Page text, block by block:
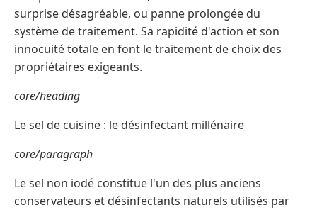
surprise désagréable, ou panne prolongée du
système de traitement. Sa rapidité d'action et son
innocuité totale en font le traitement de choix des
propriétaires exigeants.
core/heading
Le sel de cuisine : le désinfectant millénaire
core/paragraph
Le sel non iodé constitue l'un des plus anciens
conservateurs et désinfectants naturels utilisés par